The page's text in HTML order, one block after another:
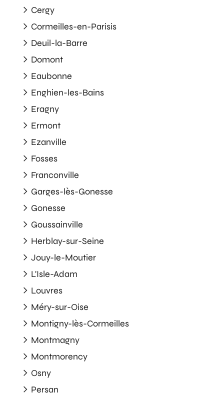
Cergy
Cormeilles-en-Parisis
Deuil-la-Barre
Domont
Eaubonne
Enghien-les-Bains
Eragny
Ermont
Ezanville
Fosses
Franconville
Garges-lès-Gonesse
Gonesse
Goussainville
Herblay-sur-Seine
Jouy-le-Moutier
L'Isle-Adam
Louvres
Méry-sur-Oise
Montigny-lès-Cormeilles
Montmagny
Montmorency
Osny
Persan